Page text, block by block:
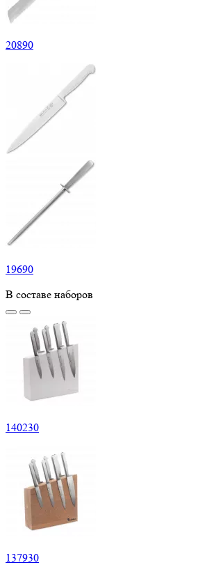
20890
19690
В составе наборов
140230
137930